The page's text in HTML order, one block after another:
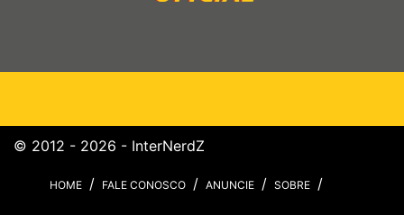
© 2012 - 2026 - InterNerdZ
HOME FALE CONOSCO ANUNCIE SOBRE